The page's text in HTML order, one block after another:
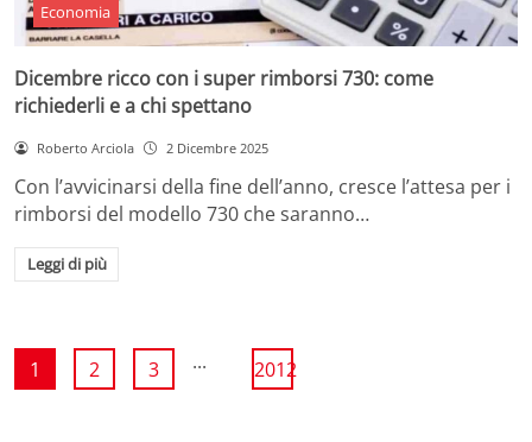
Economia
Dicembre ricco con i super rimborsi 730: come
richiederli e a chi spettano
Roberto Arciola 2 Dicembre 2025
Con l’avvicinarsi della fine dell’anno, cresce l’attesa per i
rimborsi del modello 730 che saranno…
Leggi di più
1 2 3 ... 2012